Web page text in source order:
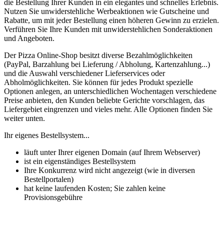
die Bestellung Ihrer Kunden in ein elegantes und schnelles Erlebnis.
Nutzen Sie unwiderstehliche Werbeaktionen wie Gutscheine und
Rabatte, um mit jeder Bestellung einen höheren Gewinn zu erzielen.
Verführen Sie Ihre Kunden mit unwiderstehlichen Sonderaktionen
und Angeboten.
Der Pizza Online-Shop besitzt diverse Bezahlmöglichkeiten
(PayPal, Barzahlung bei Lieferung / Abholung, Kartenzahlung...)
und die Auswahl verschiedener Lieferservices oder
Abholmöglichkeiten. Sie können für jedes Produkt spezielle
Optionen anlegen, an unterschiedlichen Wochentagen verschiedene
Preise anbieten, den Kunden beliebte Gerichte vorschlagen, das
Liefergebiet eingrenzen und vieles mehr. Alle Optionen finden Sie
weiter unten.
Ihr eigenes Bestellsystem...
läuft unter Ihrer eigenen Domain (auf Ihrem Webserver)
ist ein eigenständiges Bestellsystem
Ihre Konkurrenz wird nicht angezeigt (wie in diversen
Bestellportalen)
hat keine laufenden Kosten; Sie zahlen keine
Provisionsgebühre